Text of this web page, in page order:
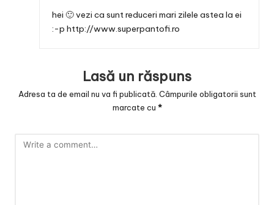
hei 🙂 vezi ca sunt reduceri mari zilele astea la ei
:-p http://www.superpantofi.ro
Lasă un răspuns
Adresa ta de email nu va fi publicată. Câmpurile obligatorii sunt
marcate cu *